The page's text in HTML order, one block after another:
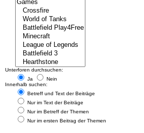
Unterforen durchsuchen:
Ja
Nein
Innerhalb suchen:
Betreff und Text der Beiträge
Nur im Text der Beiträge
Nur im Betreff der Themen
Nur im ersten Beitrag der Themen